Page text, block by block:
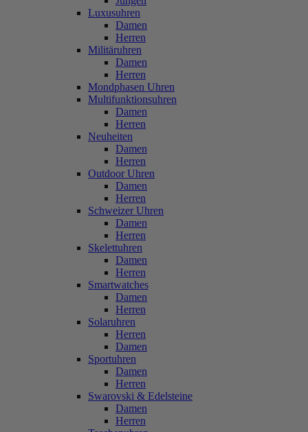
Luxusuhren
Damen
Herren
Militäruhren
Damen
Herren
Mondphasen Uhren
Multifunktionsuhren
Damen
Herren
Neuheiten
Damen
Herren
Outdoor Uhren
Damen
Herren
Schweizer Uhren
Damen
Herren
Skelettuhren
Damen
Herren
Smartwatches
Damen
Herren
Solaruhren
Herren
Damen
Sportuhren
Damen
Herren
Swarovski & Edelsteine
Damen
Herren